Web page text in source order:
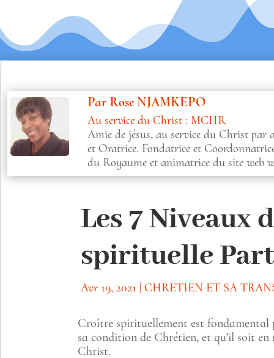
Par Rose NJAMKEPO
Au service du Christ : MCHR
Amie de jésus, au service du Christ
et Oratrice. Fondatrice et
du Royaume et animatrice du site web
Les 7 Niveaux
spirituelle
Avr 19, 2021 CHRETIEN ET SA
Croître spirituellement est fondamental
sa condition de Chrétien, et qu’il soit
Christ.